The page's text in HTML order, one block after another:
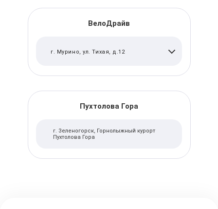
ВелоДрайв
г. Мурино, ул. Тихая, д.12
Пухтолова Гора
г. Зеленогорск, Горнолыжный курорт
Пухтолова Гора